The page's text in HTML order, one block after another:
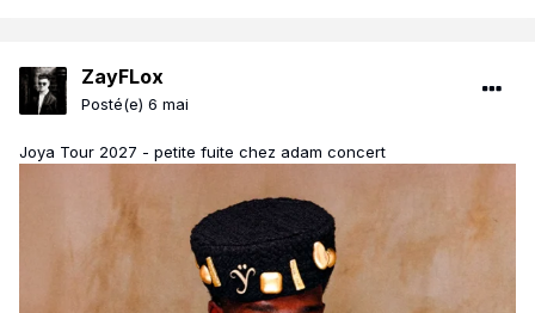
ZayFLox
Posté(e) 6 mai
Joya Tour 2027 - petite fuite chez adam concert